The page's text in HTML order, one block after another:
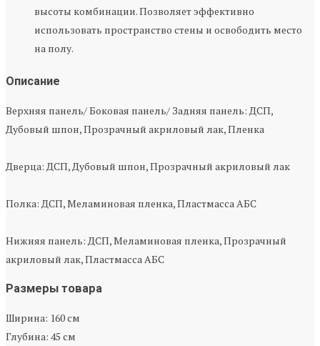
высоты комбинации. Позволяет эффективно
использовать пространство стены и освободить место
на полу.
Описание
Верхняя панель/ Боковая панель/ Задняя панель: ДСП,
Дубовый шпон, Прозрачный акриловый лак, Пленка
Дверца: ДСП, Дубовый шпон, Прозрачный акриловый лак
Полка: ДСП, Меламиновая пленка, Пластмасса АБС
Нижняя панель: ДСП, Меламиновая пленка, Прозрачный
акриловый лак, Пластмасса АБС
Размеры товара
Ширина: 160 см
Глубина: 45 см